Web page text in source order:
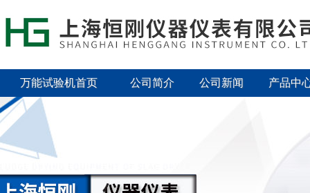
万能试验机首页 公司简介 公司新闻 产品中